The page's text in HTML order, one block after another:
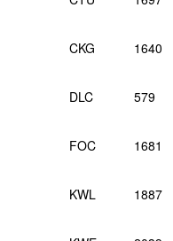
CKG 1640
DLC 579
FOC 1681
KWL 1887